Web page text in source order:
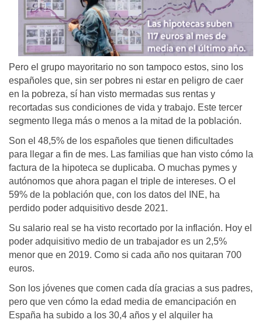
Pero el grupo mayoritario no son tampoco estos, sino los
españoles que, sin ser pobres ni estar en peligro de caer
en la pobreza, sí han visto mermadas sus rentas y
recortadas sus condiciones de vida y trabajo. Este tercer
segmento llega más o menos a la mitad de la población.
Son el 48,5% de los españoles que tienen dificultades
para llegar a fin de mes. Las familias que han visto cómo la
factura de la hipoteca se duplicaba. O muchas pymes y
autónomos que ahora pagan el triple de intereses. O el
59% de la población que, con los datos del INE, ha
perdido poder adquisitivo desde 2021.
Su salario real se ha visto recortado por la inflación. Hoy el
poder adquisitivo medio de un trabajador es un 2,5%
menor que en 2019. Como si cada año nos quitaran 700
euros.
Son los jóvenes que comen cada día gracias a sus padres,
pero que ven cómo la edad media de emancipación en
España ha subido a los 30,4 años y el alquiler ha